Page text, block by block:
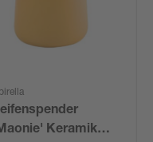
Keramik